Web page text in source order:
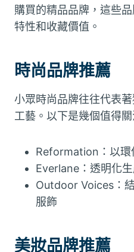
購買的精品品牌，這些
特性和收藏價值。
時尚品牌推薦
小眾時尚品牌往往代表
工藝。以下是幾個值得關
Reformation：以環
Everlane：透明化
Outdoor Voices：
服飾
美妝品牌推薦